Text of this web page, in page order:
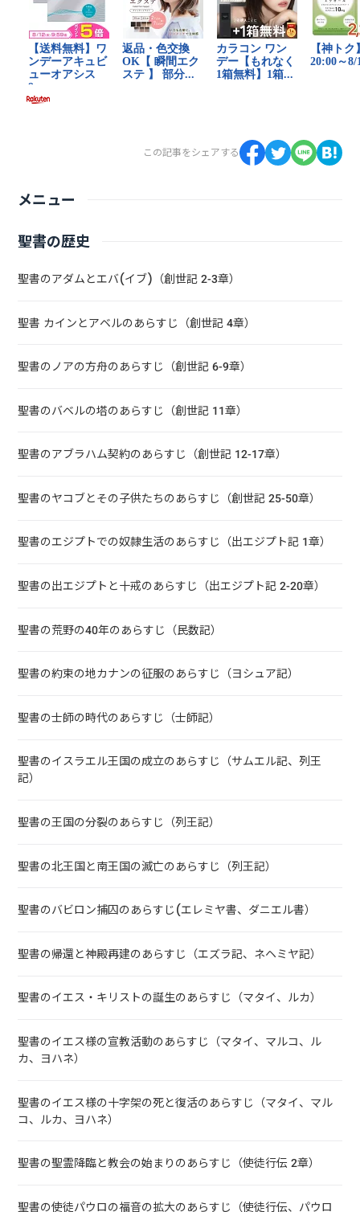
この記事をシェアする
メニュー
聖書の歴史
聖書のアダムとエバ(イブ)（創世記 2-3章）
聖書 カインとアベルのあらすじ（創世記 4章）
聖書のノアの方舟のあらすじ（創世記 6-9章）
聖書のバベルの塔のあらすじ（創世記 11章）
聖書のアブラハム契約のあらすじ（創世記 12-17章）
聖書のヤコブとその子供たちのあらすじ（創世記 25-50章）
聖書のエジプトでの奴隷生活のあらすじ（出エジプト記 1章）
聖書の出エジプトと十戒のあらすじ（出エジプト記 2-20章）
聖書の荒野の40年のあらすじ（民数記）
聖書の約束の地カナンの征服のあらすじ（ヨシュア記）
聖書の士師の時代のあらすじ（士師記）
聖書のイスラエル王国の成立のあらすじ（サムエル記、列王
記）
聖書の王国の分裂のあらすじ（列王記）
聖書の北王国と南王国の滅亡のあらすじ（列王記）
聖書のバビロン捕囚のあらすじ(エレミヤ書、ダニエル書）
聖書の帰還と神殿再建のあらすじ（エズラ記、ネヘミヤ記）
聖書のイエス・キリストの誕生のあらすじ（マタイ、ルカ）
聖書のイエス様の宣教活動のあらすじ（マタイ、マルコ、ル
カ、ヨハネ）
聖書のイエス様の十字架の死と復活のあらすじ（マタイ、マル
コ、ルカ、ヨハネ）
聖書の聖霊降臨と教会の始まりのあらすじ（使徒行伝 2章）
聖書の使徒パウロの福音の拡大のあらすじ（使徒行伝、パウロ